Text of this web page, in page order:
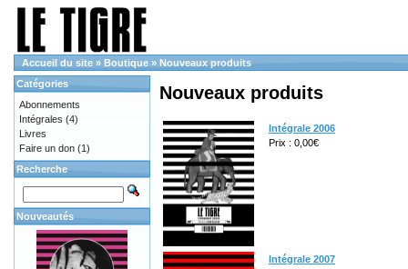
Accueil du site » Boutique » Nouveaux produits
Nouveaux produits
Intégrale 2006
Prix : 0,00€
Intégrale 2007
Catégories
Abonnements
Intégrales (4)
Livres
Faire un don (1)
Recherche
Nouveautés